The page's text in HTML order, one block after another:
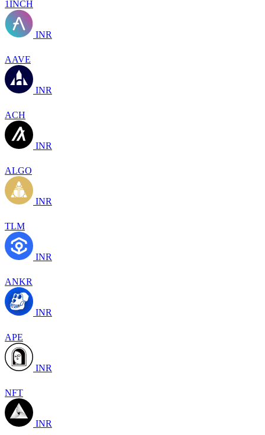
1INCH
INR
AAVE
INR
ACH
INR
ALGO
INR
TLM
INR
ANKR
INR
APE
INR
NFT
INR